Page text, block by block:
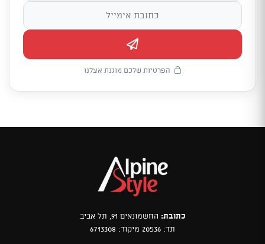
הפרטיות שלכם מוגנת אצלנו
כתובת: החשמונאים 91, תל אביב
תד: 20536 מיקוד: 6713308